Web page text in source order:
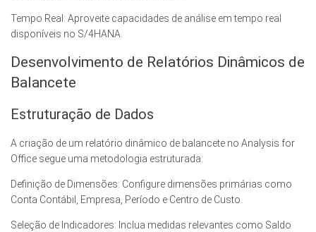
Tempo Real: Aproveite capacidades de análise em tempo real
disponíveis no S/4HANA.
Desenvolvimento de Relatórios Dinâmicos de
Balancete
Estruturação de Dados
A criação de um relatório dinâmico de balancete no Analysis for
Office segue uma metodologia estruturada:
Definição de Dimensões: Configure dimensões primárias como
Conta Contábil, Empresa, Período e Centro de Custo.
Seleção de Indicadores: Inclua medidas relevantes como Saldo